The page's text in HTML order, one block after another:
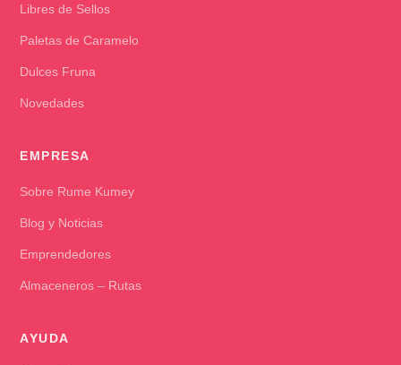
Libres de Sellos
Paletas de Caramelo
Dulces Fruna
Novedades
EMPRESA
Sobre Rume Kumey
Blog y Noticias
Emprendedores
Almaceneros – Rutas
AYUDA